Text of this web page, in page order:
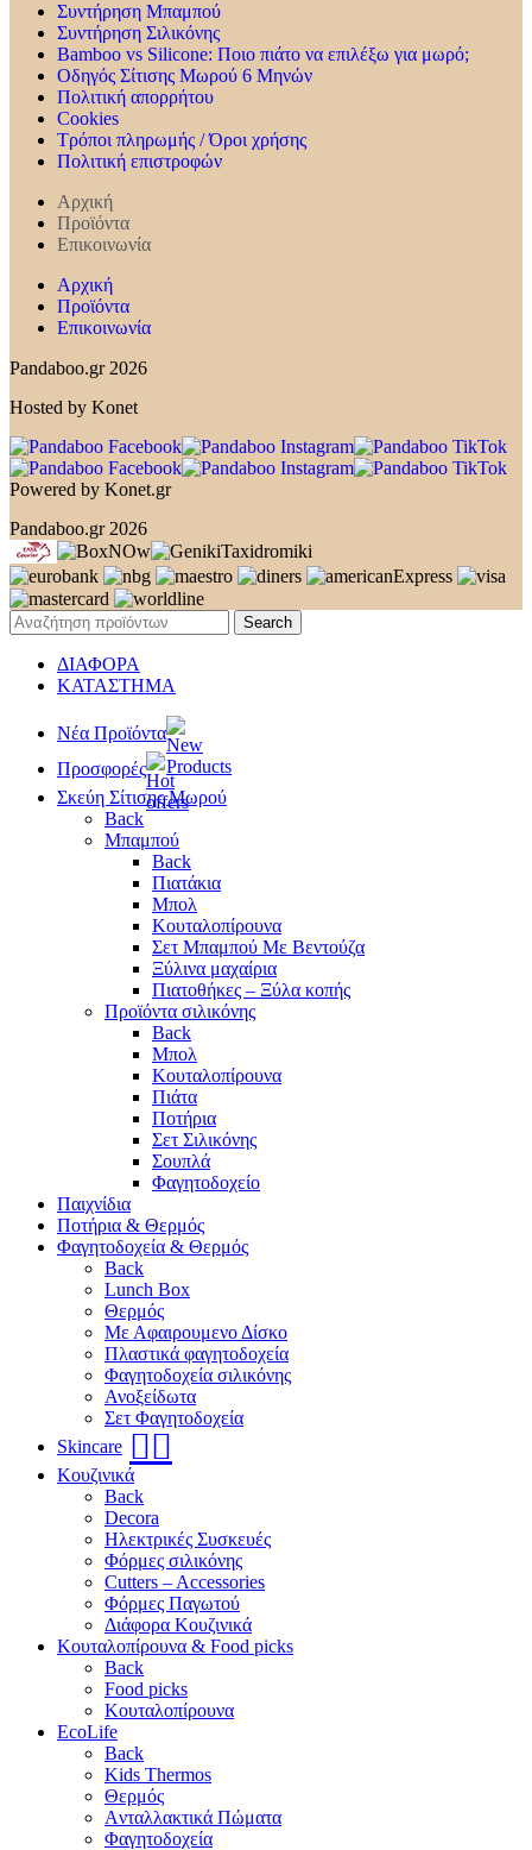
Συντήρηση Mπαμπού
Συντήρηση Σιλικόνης
Bamboo vs Silicone: Ποιο πιάτο να επιλέξω για μωρό;
Οδηγός Σίτισης Μωρού 6 Μηνών
Πολιτική απορρήτου
Cookies
Τρόποι πληρωμής / Όροι χρήσης
Πολιτική επιστροφών
Αρχική
Προϊόντα
Επικοινωνία
Αρχική
Προϊόντα
Επικοινωνία
Pandaboo.gr 2026
Hosted by Konet
Powered by Konet.gr
Pandaboo.gr 2026
Search
ΔΙΑΦΟΡΑ
ΚΑΤΑΣΤΗΜΑ
Νέα Προϊόντα
Προσφορές
Σκεύη Σίτισης Μωρού
Back
Μπαμπού
Back
Πιατάκια
Μπολ
Κουταλοπίρουνα
Σετ Μπαμπού Με Βεντούζα
Ξύλινα μαχαίρια
Πιατοθήκες – Ξύλα κοπής
Προϊόντα σιλικόνης
Back
Μπολ
Κουταλοπίρουνα
Πιάτα
Ποτήρια
Σετ Σιλικόνης
Σουπλά
Φαγητοδοχείο
Παιχνίδια
Ποτήρια & Θερμός
Φαγητοδοχεία & Θερμός
Back
Lunch Box
Θερμός
Με Αφαιρουμενο Δίσκο
Πλαστικά φαγητοδοχεία
Φαγητοδοχεία σιλικόνης
Ανοξείδωτα
Σετ Φαγητοδοχεία
Skincare 🧖‍♀️
Κουζινικά
Back
Decora
Ηλεκτρικές Συσκευές
Φόρμες σιλικόνης
Cutters – Accessories
Φόρμες Παγωτού
Διάφορα Κουζινικά
Κουταλοπίρουνα & Food picks
Back
Food picks
Κουταλοπίρουνα
EcoLife
Back
Kids Thermos
Θερμός
Aνταλλακτικά Πώματα
Φαγητοδοχεία